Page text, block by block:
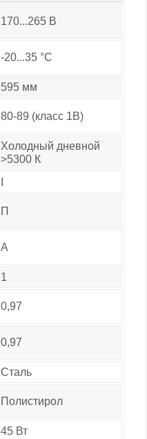
170...265 В
-20...35 °C
595 мм
80-89 (класс 1B)
Холодный дневной
>5300 К
П
A
1
0,97
0,97
Сталь
Полистирол
45 Вт